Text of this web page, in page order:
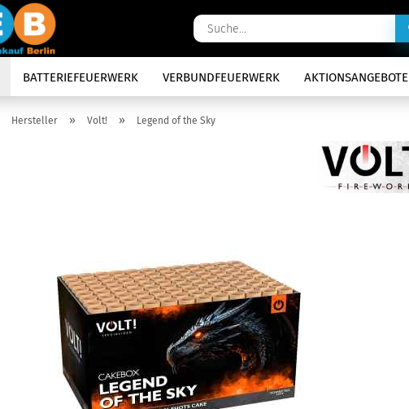
BATTERIEFEUERWERK VERBUNDFEUERWERK AKTIONSANGEBOTE
Hersteller » Volt! » Legend of the Sky